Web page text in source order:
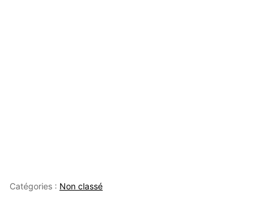
Catégories : Non classé